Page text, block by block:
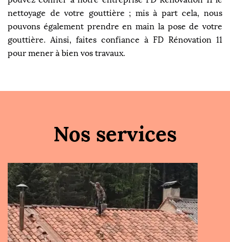
nettoyage de votre gouttière ; mis à part cela, nous
pouvons également prendre en main la pose de votre
gouttière. Ainsi, faites confiance à FD Rénovation 11
pour mener à bien vos travaux.
Nos services